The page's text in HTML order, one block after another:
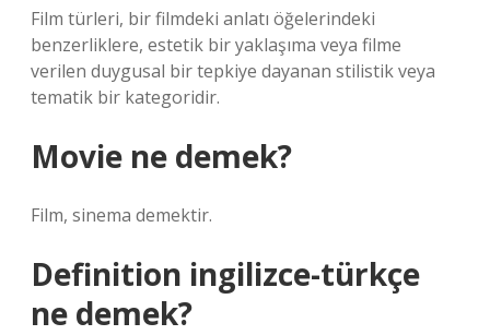
Film türleri, bir filmdeki anlatı öğelerindeki
benzerliklere, estetik bir yaklaşıma veya filme
verilen duygusal bir tepkiye dayanan stilistik veya
tematik bir kategoridir.
Movie ne demek?
Film, sinema demektir.
Definition ingilizce-türkçe
ne demek?